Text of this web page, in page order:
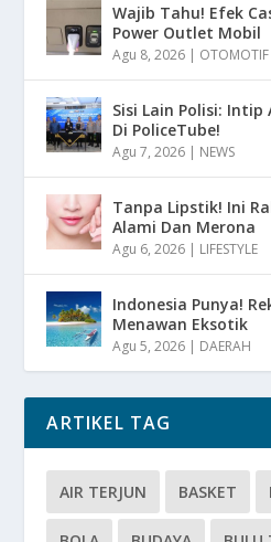
Wajib Tahu! Efek
Power Outlet Mobil
Agu 8, 2026 | OTOMOTIF
Sisi Lain Polisi:
Di PoliceTube!
Agu 7, 2026 | NEWS
Tanpa Lipstik! Ini
Alami Dan Merona
Agu 6, 2026 | LIFESTYLE
Indonesia Punya!
Menawan Eksotik
Agu 5, 2026 | DAERAH
ARTIKEL TAG
AIR TERJUN BASKET